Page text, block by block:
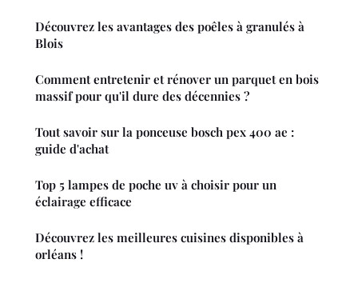
Découvrez les avantages des poêles à granulés à
Blois
Comment entretenir et rénover un parquet en bois
massif pour qu'il dure des décennies ?
Tout savoir sur la ponceuse bosch pex 400 ae :
guide d'achat
Top 5 lampes de poche uv à choisir pour un
éclairage efficace
Découvrez les meilleures cuisines disponibles à
orléans !